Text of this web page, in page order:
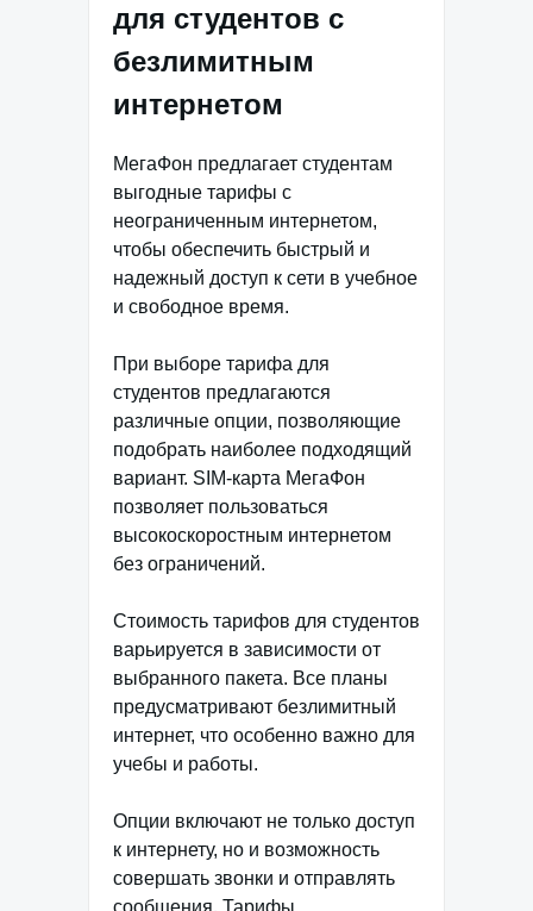
для студентов с
безлимитным
интернетом
МегаФон предлагает студентам
выгодные тарифы с
неограниченным интернетом,
чтобы обеспечить быстрый и
надежный доступ к сети в учебное
и свободное время.
При выборе тарифа для
студентов предлагаются
различные опции, позволяющие
подобрать наиболее подходящий
вариант. SIM-карта МегаФон
позволяет пользоваться
высокоскоростным интернетом
без ограничений.
Стоимость тарифов для студентов
варьируется в зависимости от
выбранного пакета. Все планы
предусматривают безлимитный
интернет, что особенно важно для
учебы и работы.
Опции включают не только доступ
к интернету, но и возможность
совершать звонки и отправлять
сообщения. Тарифы